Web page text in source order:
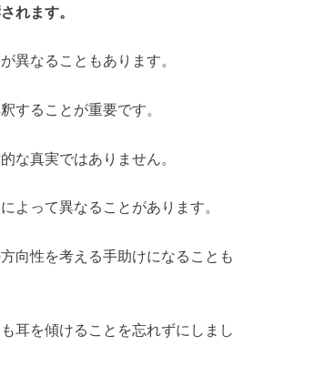
れます。
異なることもあります。
することが重要です。
な真実ではありません。
よって異なることがあります。
向性を考える手助けになることも
耳を傾けることを忘れずにしまし